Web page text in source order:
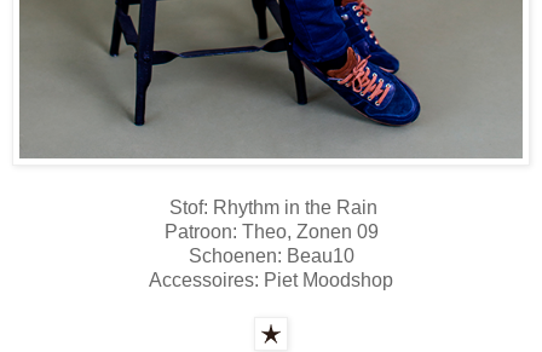
Stof: Rhythm in the Rain
Patroon: Theo, Zonen 09
Schoenen: Beau10
Accessoires: Piet Moodshop